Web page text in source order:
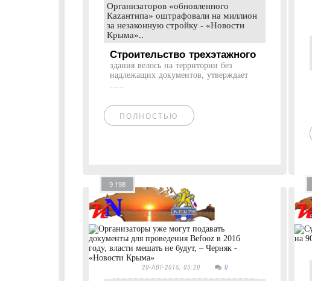
Организаторов «обновленного
Каzантипа» оштрафовали на миллион
за незаконную стройку - «Новости
Крыма»..
Строительство трехэтажного
здания велось на территории без
надлежащих документов, утверждает
ПОЛНОСТЬЮ
9 198
20-АВГ-2015, 03:20 0